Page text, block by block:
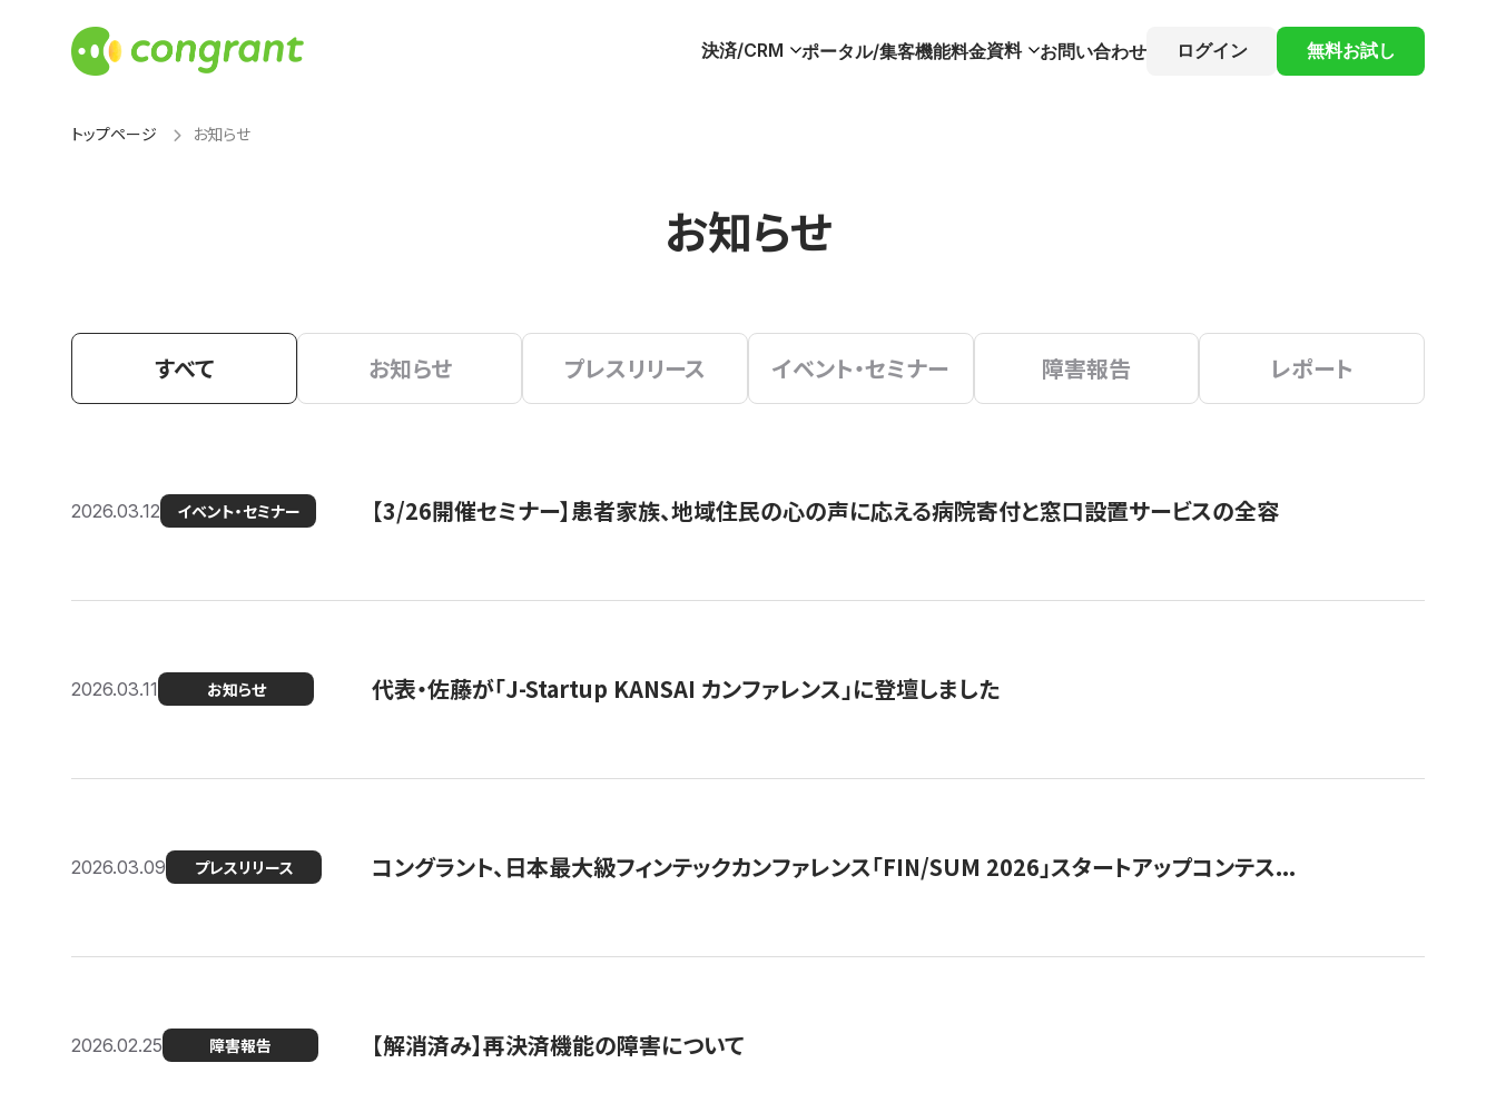
決済/CRM ポータル/集客機能料金資料 お問い合わせ ログイン 無料お試し
トップページ お知らせ
お知らせ
すべて お知らせ プレスリリース イベント・セミナー 障害報告 レポート
2026.03.12 イベント・セミナー 【3/26開催セミナー】患者家族、地域住民の心の声に応える病院寄付と窓口設置サービスの全容
2026.03.11 お知らせ 代表・佐藤が「J-Startup KANSAI カンファレンス」に登壇しました
2026.03.09 プレスリリース コングラント、日本最大級フィンテックカンファレンス「FIN/SUM 2026」スタートアップコンテス...
2026.02.25 障害報告 【解消済み】再決済機能の障害について